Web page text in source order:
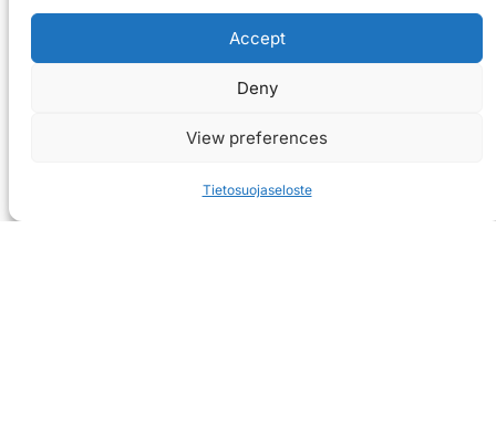
Accept
Deny
View preferences
Tietosuojaseloste